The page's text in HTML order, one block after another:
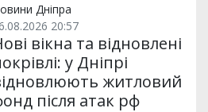
Дніпра
20:57
вікна та відновлені
у Дніпрі
житловий
після атак рф